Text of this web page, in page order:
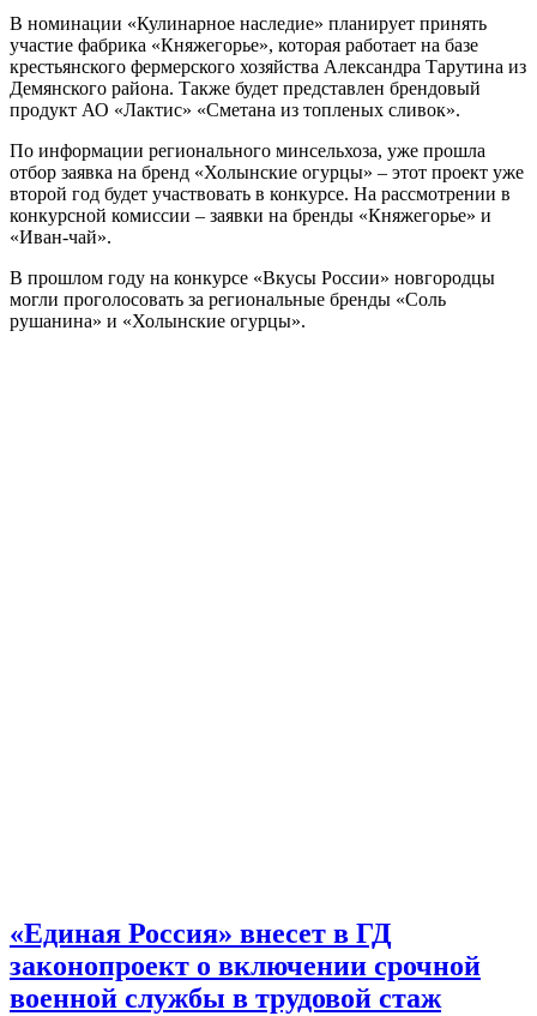
В номинации «Кулинарное наследие» планирует принять
участие фабрика «Княжегорье», которая работает на базе
крестьянского фермерского хозяйства Александра Тарутина из
Демянского района. Также будет представлен брендовый
продукт АО «Лактис» «Сметана из топленых сливок».
По информации регионального минсельхоза, уже прошла
отбор заявка на бренд «Холынские огурцы» – этот проект уже
второй год будет участвовать в конкурсе. На рассмотрении в
конкурсной комиссии – заявки на бренды «Княжегорье» и
«Иван-чай».
В прошлом году на конкурсе «Вкусы России» новгородцы
могли проголосовать за региональные бренды «Соль
рушанина» и «Холынские огурцы».
«Единая Россия» внесет в ГД
законопроект о включении срочной
военной службы в трудовой стаж